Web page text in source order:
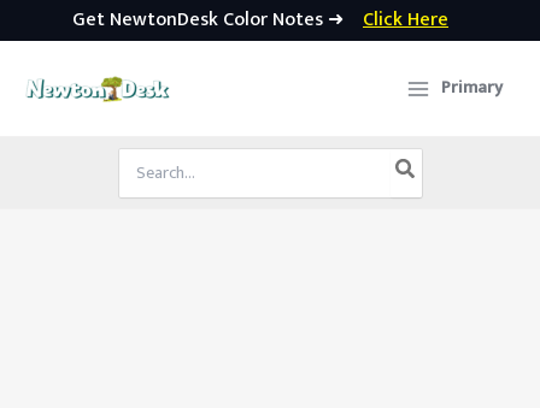
Get NewtonDesk Color Notes ➜ Click Here
Primary
Search
for: